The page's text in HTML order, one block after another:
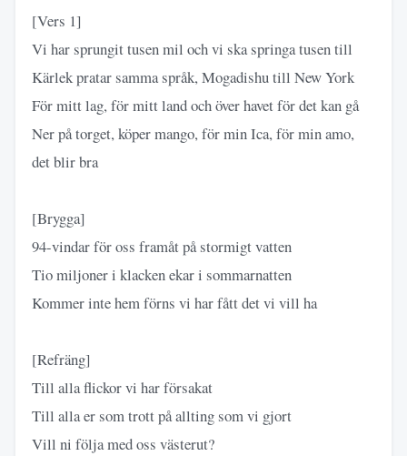
[Vers 1]
Vi har sprungit tusen mil och vi ska springa tusen till
Kärlek pratar samma språk, Mogadishu till New York
För mitt lag, för mitt land och över havet för det kan gå
Ner på torget, köper mango, för min Ica, för min amo,
det blir bra
[Brygga]
94-vindar för oss framåt på stormigt vatten
Tio miljoner i klacken ekar i sommarnatten
Kommer inte hem förns vi har fått det vi vill ha
[Refräng]
Till alla flickor vi har försakat
Till alla er som trott på allting som vi gjort
Vill ni följa med oss västerut?